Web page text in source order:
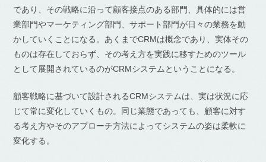
であり、その戦略に沿って顧客接点のある部門、具体的には営
業部門やマーケティング部門、サポート部門が日々の業務を動
かしていくことになる。あくまでCRMは概念であり、実体その
ものは存在しておらず、その考え方を実践に移すためのツール
として展開されているのがCRMシステムということになる。
顧客戦略に基づいて設計されるCRMシステムは、実は状況に応
じて常に変化していくもの。同じ業態であっても、顧客に対す
る考え方やそのアプローチ方法によってシステムの姿は柔軟に
変化する。